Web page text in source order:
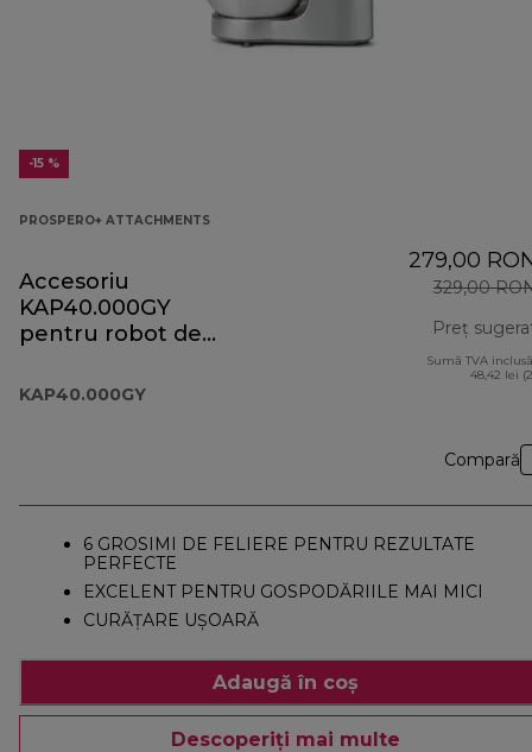
-15 %
PROSPERO+ ATTACHMENTS
Accesoriu
KAP40.000GY
pentru robot de
Prospero+
KAP40.000GY
279,00
329,00
Preț
Sumă TVA
48,42 lei
Compară
6 GROSIMI DE FELIERE PENTRU REZULTATE
PERFECTE
EXCELENT PENTRU GOSPODĂRIILE MAI MICI
CURĂȚARE UȘOARĂ
Adaugă în coș
Descoperiți mai multe